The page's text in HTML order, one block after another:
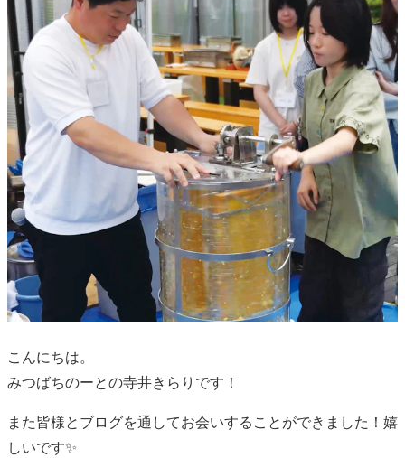
こんにちは。
みつばちのーとの寺井きらりです！
また皆様とブログを通してお会いすることができました！嬉
しいです✨